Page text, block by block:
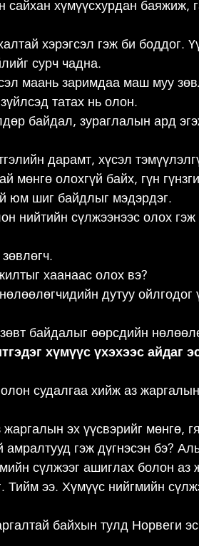
сайхан хүмүүсхурдан баяжиж,
хэрэгсэл гэж би боддог.
сурч чадна.
маань заримдаа маш муу
татах нь олон.
байдал, зураглалын ард
дарамт, хүсэл
мөнгө олохгүй байх, гүн
юм шиг байдлыг мэдэрдэг.
нийтийн сүлжээнээс олох
хаанаас олох вэ?
дутуу ойлгодог
байдалыг өөрсдийн
хүмүүс үхэхээс айдаг
судалгаа хийж аз
эх үүсвэрийг мөнгө,
гэж дүгнэсэн бэ?
сүлжээг ашиглах болон
Тийм ээ. Хүмүүс нийгмийн
байхын тулд Норвеги